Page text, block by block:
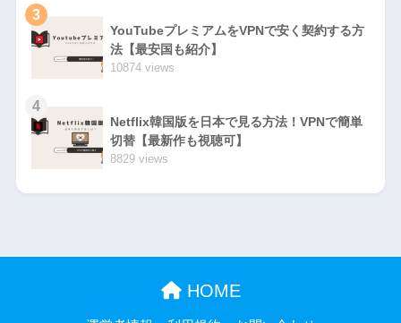
3
YouTubeプレミアムをVPNで安く契約する方
法【最安国も紹介】
10874 views
4
Netflix韓国版を日本で見る方法！VPNで簡単
切替【最新作も視聴可】
8829 views
HOME